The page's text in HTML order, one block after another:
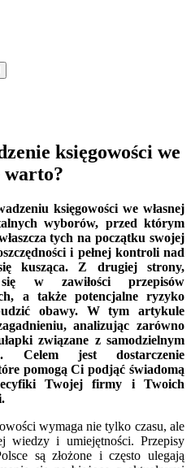
księgowości we
warto?
księgowości we własnej
wyborów, przed którym
tych na początku swojej
i pełnej kontroli nad
kusząca. Z drugiej strony,
się w zawiłości przepisów
a także potencjalne ryzyko
obawy. W tym artykule
analizując zarówno
związane z samodzielnym
Celem jest dostarczenie
pomogą Ci podjąć świadomą
Twojej firmy i Twoich
wymaga nie tylko czasu, ale
wiedzy i umiejętności. Przepisy
są złożone i często ulegają